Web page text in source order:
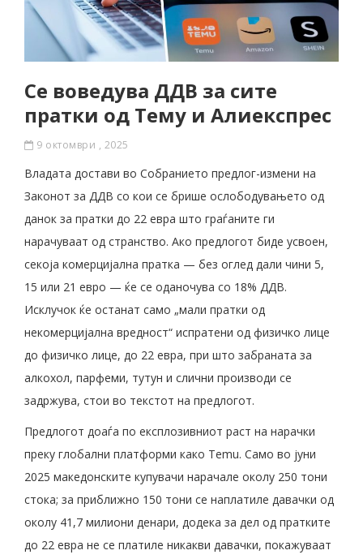
Се воведува ДДВ за сите
пратки од Тему и Алиекспрес
9 октомври , 2025
Владата достави во Собранието предлог-измени на
Законот за ДДВ со кои се брише ослободувањето од
данок за пратки до 22 евра што граѓаните ги
нарачуваат од странство. Ако предлогот биде усвоен,
секоја комерцијална пратка — без оглед дали чини 5,
15 или 21 евро — ќе се оданочува со 18% ДДВ.
Исклучок ќе останат само „мали пратки од
некомерцијална вредност“ испратени од физичко лице
до физичко лице, до 22 евра, при што забраната за
алкохол, парфеми, тутун и слични производи се
задржува, стои во текстот на предлогот.
Предлогот доаѓа по експлозивниот раст на нарачки
преку глобални платформи како Temu. Само во јуни
2025 македонските купувачи нарачале околу 250 тони
стока; за приближно 150 тони се наплатиле давачки од
околу 41,7 милиони денари, додека за дел од пратките
до 22 евра не се платиле никакви давачки, покажуваат